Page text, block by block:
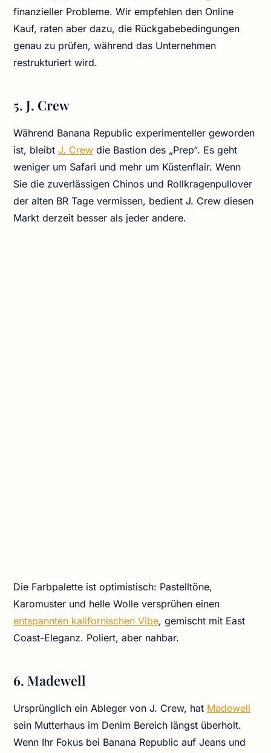
finanzieller Probleme. Wir empfehlen den Online
Kauf, raten aber dazu, die Rückgabebedingungen
genau zu prüfen, während das Unternehmen
restrukturiert wird.
5. J. Crew
Während Banana Republic experimenteller geworden
ist, bleibtJ. Crew die Bastion des „Prep“. Es geht
weniger um Safari und mehr um Küstenflair. Wenn
Sie die zuverlässigen Chinos und Rollkragenpullover
der alten BR Tage vermissen, bedient J. Crew diesen
Markt derzeit besser als jeder andere.
Die Farbpalette ist optimistisch: Pastelltöne,
Karomuster und helle Wolle versprühen einen
entspannten kalifornischen Vibe, gemischt mit East
Coast-Eleganz. Poliert, aber nahbar.
6. Madewell
Ursprünglich ein Ableger von J. Crew, hat Madewell
sein Mutterhaus im Denim Bereich längst überholt.
Wenn Ihr Fokus bei Banana Republic auf Jeans und